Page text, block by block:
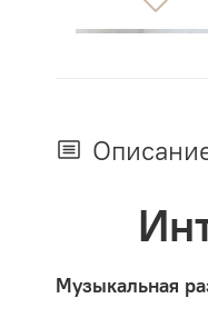
Музыкальная